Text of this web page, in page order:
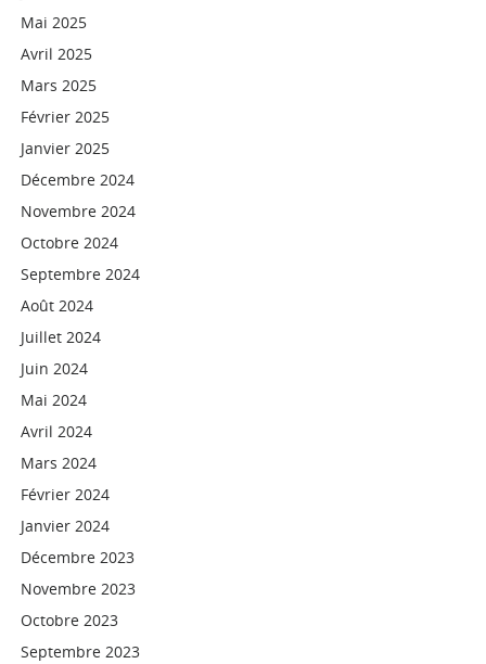
Mai 2025
Avril 2025
Mars 2025
Février 2025
Janvier 2025
Décembre 2024
Novembre 2024
Octobre 2024
Septembre 2024
Août 2024
Juillet 2024
Juin 2024
Mai 2024
Avril 2024
Mars 2024
Février 2024
Janvier 2024
Décembre 2023
Novembre 2023
Octobre 2023
Septembre 2023